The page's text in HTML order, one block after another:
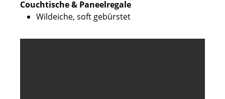
Couchtische & Paneelregale
Wildeiche, soft gebürstet